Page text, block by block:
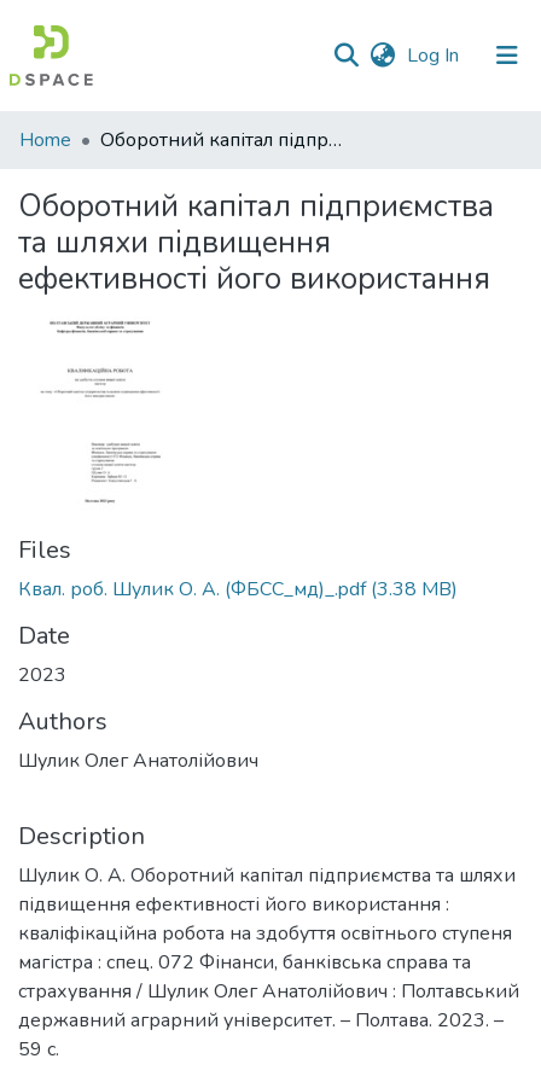
Log In (current)
Communities
Collections
All of DSpace
Home Оборотний капітал підприємства та шляхи підвищення ефективності його використання
Оборотний капітал підприємства
та шляхи підвищення
ефективності його використання
Files
Квал. роб. Шулик О. А. (ФБСС_мд)_.pdf(3.38 MB)
Date
2023
Authors
Шулик Олег Анатолійович
Description
Шулик О. А. Оборотний капітал підприємства та шляхи
підвищення ефективності його використання :
кваліфікаційна робота на здобуття освітнього ступеня
магістра : спец. 072 Фінанси, банківська справа та
страхування / Шулик Олег Анатолійович : Полтавський
державний аграрний університет. – Полтава. 2023. –
59 с.